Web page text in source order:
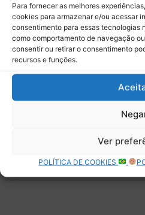
Para fornecer as melhores
cookies para armazenar e/ou acessar
consentimento para essas tecnologias
como comportamento de navegação
consentir ou retirar o consentimento
recursos e funções.
Ver
POLÍTICA DE COOKIES
Digite seu e-mail…
Deixe uma resposta